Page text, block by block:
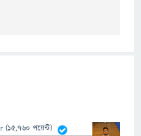
(15,760 পয়েন্ট)